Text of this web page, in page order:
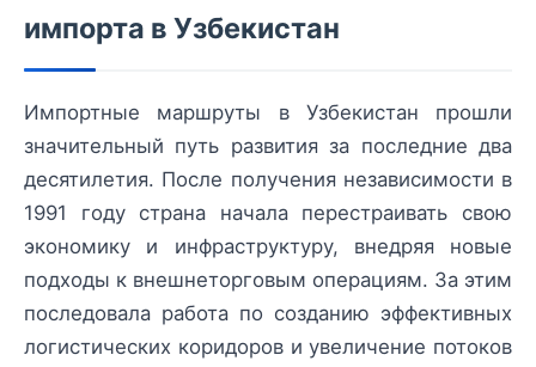
импорта в Узбекистан
Импортные маршруты в Узбекистан прошли
значительный путь развития за последние два
десятилетия. После получения независимости в
1991 году страна начала перестраивать свою
экономику и инфраструктуру, внедряя новые
подходы к внешнеторговым операциям. За этим
последовала работа по созданию эффективных
логистических коридоров и увеличение потоков